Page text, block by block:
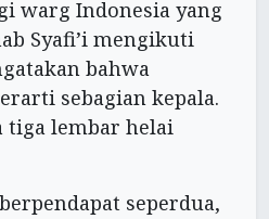
warg Indonesia yang
Syafi’i mengikuti
bahwa
sebagian kepala.
tiga lembar helai
seperdua,